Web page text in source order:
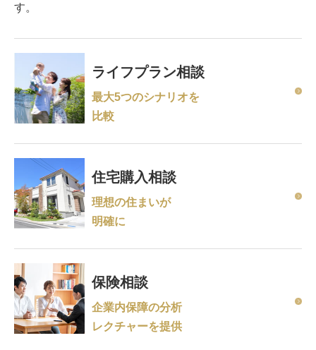
す。
ライフプラン相談
最大5つのシナリオを
比較
住宅購入相談
理想の住まいが
明確に
保険相談
企業内保障の分析
レクチャーを提供